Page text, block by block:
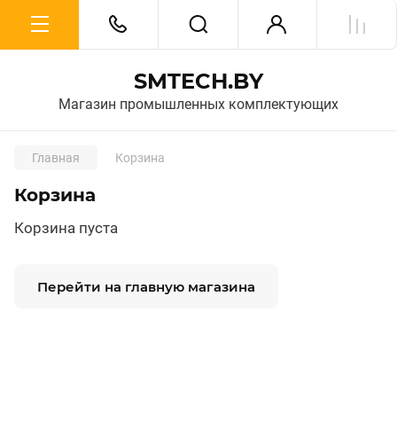
SMTECH.BY
Магазин промышленных комплектующих
Главная Корзина
Корзина
Корзина пуста
Перейти на главную магазина